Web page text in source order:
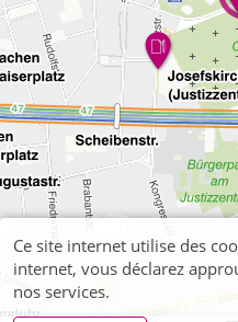
Ce site internet utilise des
internet, vous déclarez
nos services.